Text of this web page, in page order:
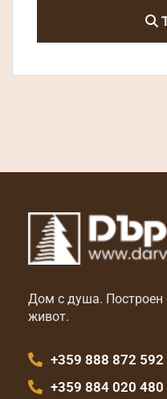
Дом с душа. Построен
живот.
+359 888 872 592
+359 884 020 480